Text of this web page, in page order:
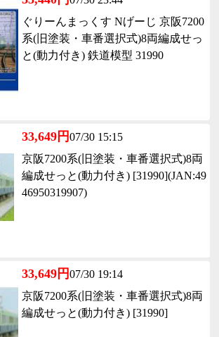
ぐりーんまっくす Nげーじ 京阪7200
系(旧塗装・車番選択式)8両編成せっ
と(動力付き) 鉄道模型 31990
33,649円07/30 15:15
京阪7200系(旧塗装・車番選択式)8両
編成せっと(動力付き) [31990](JAN:49
46950319907)
33,649円07/30 19:14
京阪7200系(旧塗装・車番選択式)8両
編成せっと(動力付き) [31990]